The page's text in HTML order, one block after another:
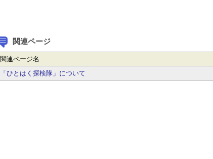
関連ページ
関連ページ名
「ひとはく探検隊」について